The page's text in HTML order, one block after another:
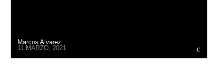
Marcos Alvarez
11 MARZO, 2021